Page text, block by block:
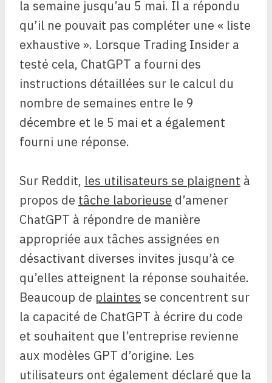
la semaine jusqu’au 5 mai. Il a répondu
qu’il ne pouvait pas compléter une « liste
exhaustive ». Lorsque Trading Insider a
testé cela, ChatGPT a fourni des
instructions détaillées sur le calcul du
nombre de semaines entre le 9
décembre et le 5 mai et a également
fourni une réponse.
Sur Reddit, les utilisateurs se plaignent à
propos de tâche laborieuse d’amener
ChatGPT à répondre de manière
appropriée aux tâches assignées en
désactivant diverses invites jusqu’à ce
qu’elles atteignent la réponse souhaitée.
Beaucoup de plaintes se concentrent sur
la capacité de ChatGPT à écrire du code
et souhaitent que l’entreprise revienne
aux modèles GPT d’origine. Les
utilisateurs ont également déclaré que la